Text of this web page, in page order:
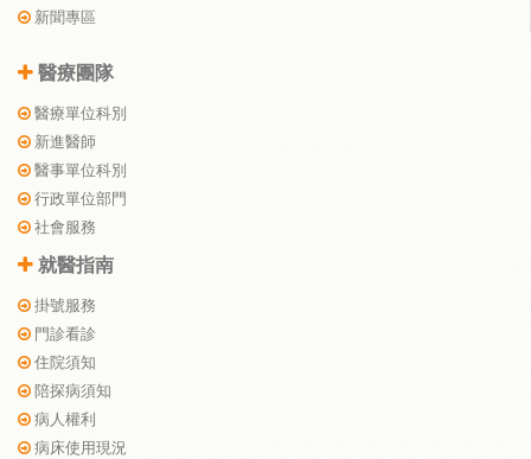
新聞專區
醫療團隊
醫療單位科別
新進醫師
醫事單位科別
行政單位部門
社會服務
就醫指南
掛號服務
門診看診
住院須知
陪探病須知
病人權利
病床使用現況